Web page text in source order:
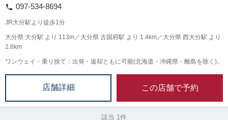
097-534-8694
JR大分駅より徒歩1分
大分県 大分駅 より 113m／大分県 古国府駅 より 1.4km／大分県 西大分駅 より
2.6km
ワンウェイ・乗り捨て：出発・返却ともに可能(北海道・沖縄県・離島を除く)。
店舗詳細 この店舗で予約
該当 1件